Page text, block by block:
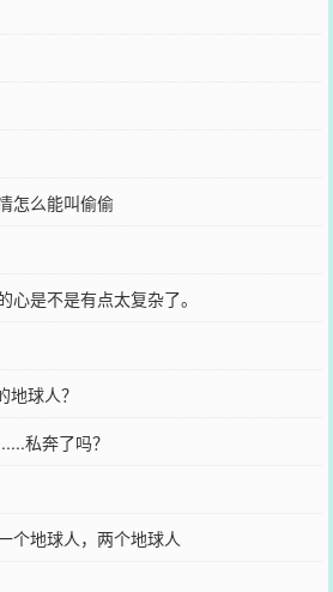
怎么能叫偷偷
是不是有点太复杂了。
球人？
私奔了吗？
个地球人，两个地球人